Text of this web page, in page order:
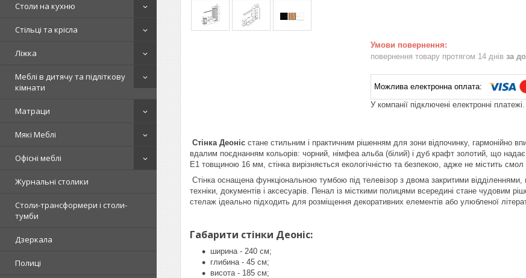
Столи на кухню
Стільці та крісла
Ліжка
Меблі в дитячу та підліткову
кімнати
Матраци
Мякі Меблі
Офісні меблі
Журнальні столики
Столи-трансформери і столи-
тумби
Дзеркала
Полиці
повернення товару протягом 14 днів за
У компанії підключені електронні
Стінка Деоніс стане стильним і практичним рішенням для зони відпочинку, гармонійно
вдалим поєднанням кольорів: чорний, німфеа альба (білий) і дуб крафт золотий, що
E1 товщиною 16 мм, стінка вирізняється екологічністю та безпекою, адже не містить
Стінка оснащена функціональною тумбою під телевізор з двома закритими
техніки, документів і аксесуарів. Пенал із місткими полицями всередині стане чудовим
стелаж ідеально підходить для розміщення декоративних елементів або улюбленої
Габарити стінки Деоніс:
ширина - 240 см;
глибина - 45 см;
висота - 185 см;